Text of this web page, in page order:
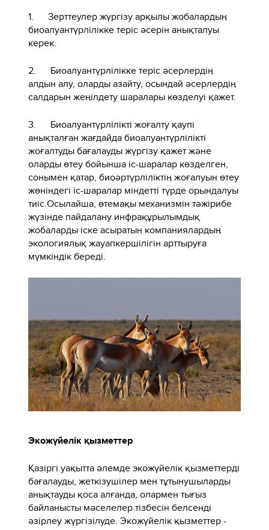
1. Зерттеулер жүргізу арқылы жобалардың
биоалуантүрлілікке теріс әсерін анықталуы
керек.
2. Биоалуантүрлілікке теріс әсерлердің
алдын алу, оларды азайту, осындай әсерлердің
салдарын жеңілдету шаралары көзделуі қажет.
3. Биоалуантүрлілікті жоғалту қаупі
анықталған жағдайда биоалуантүрлілікті
жоғалтуды бағалауды жүргізу қажет және
оларды өтеу бойынша іс-шаралар көзделген,
сонымен қатар, биоәртүрліліктің жоғалуын өтеу
жөніндегі іс-шаралар міндетті түрде орындалуы
тиіс.Осылайша, өтемақы механизмін тәжірибе
жүзінде пайдалану инфрақұрылымдық
жобаларды іске асыратын компаниялардың
экологиялық жауапкершілігін арттыруға
мүмкіндік береді.
Экожүйелік қызметтер
Қазіргі уақытта әлемде экожүйелік қызметтерді
бағалауды, жеткізушілер мен тұтынушыларды
анықтауды қоса алғанда, олармен тығыз
байланысты мәселелер тізбесін белсенді
әзірлеу жүргізілуде. Экожүйелік қызметтер -